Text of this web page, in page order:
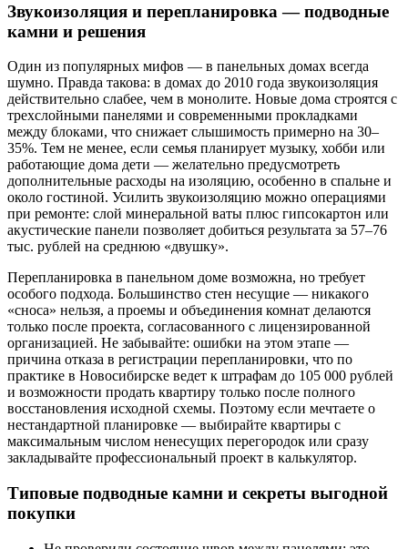
Звукоизоляция и перепланировка — подводные
камни и решения
Один из популярных мифов — в панельных домах всегда
шумно. Правда такова: в домах до 2010 года звукоизоляция
действительно слабее, чем в монолите. Новые дома строятся с
трехслойными панелями и современными прокладками
между блоками, что снижает слышимость примерно на 30–
35%. Тем не менее, если семья планирует музыку, хобби или
работающие дома дети — желательно предусмотреть
дополнительные расходы на изоляцию, особенно в спальне и
около гостиной. Усилить звукоизоляцию можно операциями
при ремонте: слой минеральной ваты плюс гипсокартон или
акустические панели позволяет добиться результата за 57–76
тыс. рублей на среднюю «двушку».
Перепланировка в панельном доме возможна, но требует
особого подхода. Большинство стен несущие — никакого
«сноса» нельзя, а проемы и объединения комнат делаются
только после проекта, согласованного с лицензированной
организацией. Не забывайте: ошибки на этом этапе —
причина отказа в регистрации перепланировки, что по
практике в Новосибирске ведет к штрафам до 105 000 рублей
и возможности продать квартиру только после полного
восстановления исходной схемы. Поэтому если мечтаете о
нестандартной планировке — выбирайте квартиры с
максимальным числом ненесущих перегородок или сразу
закладывайте профессиональный проект в калькулятор.
Типовые подводные камни и секреты выгодной
покупки